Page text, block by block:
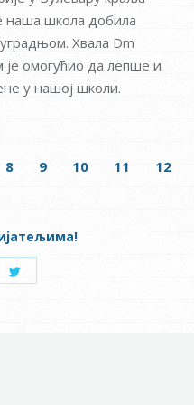
наша школа добила
Хвала Dm
омогућио да лепше и
у нашој школи.
8 9 10 11 12